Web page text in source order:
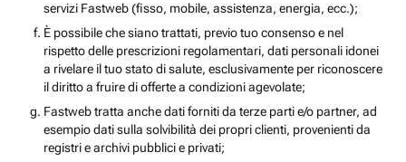
servizi Fastweb (fisso, mobile, assistenza, energia, ecc.);
È possibile che siano trattati, previo tuo consenso e nel
rispetto delle prescrizioni regolamentari, dati personali idonei
a rivelare il tuo stato di salute, esclusivamente per riconoscere
il diritto a fruire di offerte a condizioni agevolate;
Fastweb tratta anche dati forniti da terze parti e/o partner, ad
esempio dati sulla solvibilità dei propri clienti, provenienti da
registri e archivi pubblici e privati;